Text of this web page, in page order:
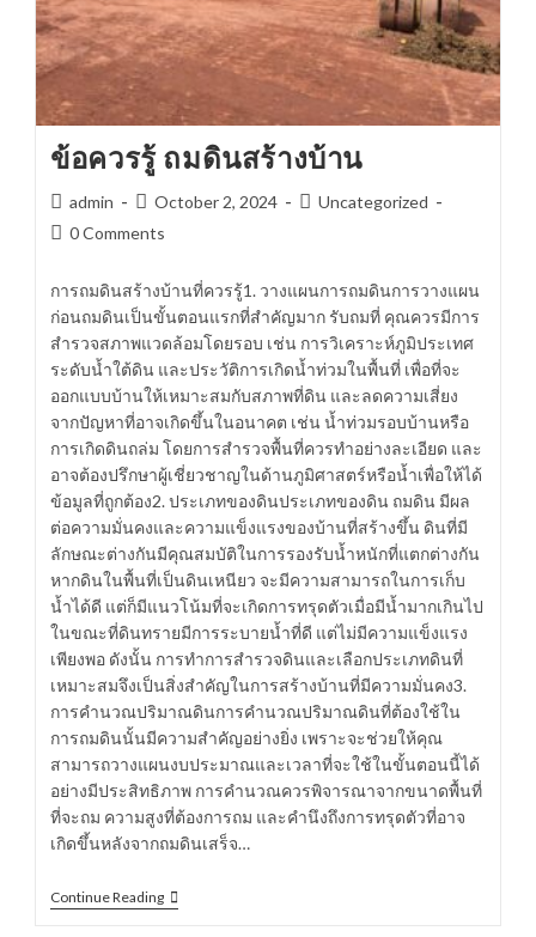
ข้อควรรู้ ถมดินสร้างบ้าน
Post
author:
admin
Post
published:
October 2, 2024
PostUncategorized
Post0 Comments
การถมดินสร้างบ้านที่ควรรู้1. วางแผนการถมดินการวางแผน
ก่อนถมดินเป็นขั้นตอนแรกที่สำคัญมาก รับถมที่ คุณควรมีการ
สำรวจสภาพแวดล้อมโดยรอบ เช่น การวิเคราะห์ภูมิประเทศ
ระดับน้ำใต้ดิน และประวัติการเกิดน้ำท่วมในพื้นที่ เพื่อที่จะ
ออกแบบบ้านให้เหมาะสมกับสภาพที่ดิน และลดความเสี่ยง
จากปัญหาที่อาจเกิดขึ้นในอนาคต เช่น น้ำท่วมรอบบ้านหรือ
การเกิดดินถล่ม โดยการสำรวจพื้นที่ควรทำอย่างละเอียด และ
อาจต้องปรึกษาผู้เชี่ยวชาญในด้านภูมิศาสตร์หรือน้ำเพื่อให้ได้
ข้อมูลที่ถูกต้อง2. ประเภทของดินประเภทของดิน ถมดิน มีผล
ต่อความมั่นคงและความแข็งแรงของบ้านที่สร้างขึ้น ดินที่มี
ลักษณะต่างกันมีคุณสมบัติในการรองรับน้ำหนักที่แตกต่างกัน
หากดินในพื้นที่เป็นดินเหนียว จะมีความสามารถในการเก็บ
น้ำได้ดี แต่ก็มีแนวโน้มที่จะเกิดการทรุดตัวเมื่อมีน้ำมากเกินไป
ในขณะที่ดินทรายมีการระบายน้ำที่ดี แต่ไม่มีความแข็งแรง
เพียงพอ ดังนั้น การทำการสำรวจดินและเลือกประเภทดินที่
เหมาะสมจึงเป็นสิ่งสำคัญในการสร้างบ้านที่มีความมั่นคง3.
การคำนวณปริมาณดินการคำนวณปริมาณดินที่ต้องใช้ใน
การถมดินนั้นมีความสำคัญอย่างยิ่ง เพราะจะช่วยให้คุณ
สามารถวางแผนงบประมาณและเวลาที่จะใช้ในขั้นตอนนี้ได้
อย่างมีประสิทธิภาพ การคำนวณควรพิจารณาจากขนาดพื้นที่
ที่จะถม ความสูงที่ต้องการถม และคำนึงถึงการทรุดตัวที่อาจ
เกิดขึ้นหลังจากถมดินเสร็จ…
Continue Readingข้อ
ควร